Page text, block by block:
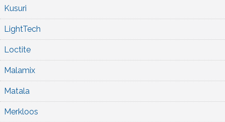
Kusuri
LightTech
Loctite
Malamix
Matala
Merkloos